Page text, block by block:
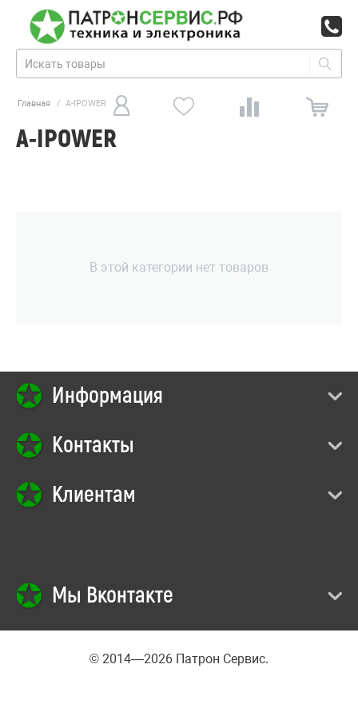
Главная / A-IPOWER
A-IPOWER
В этой категории нет товаров
Информация
Контакты
Клиентам
Мы Вконтакте
© 2014—2026 Патрон Сервис.